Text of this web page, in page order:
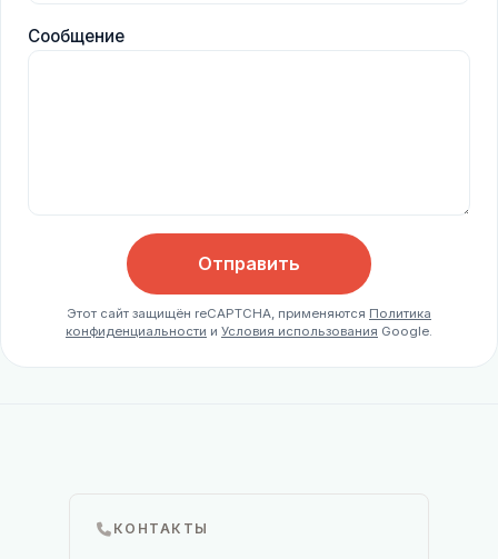
Сообщение
Отправить
Этот сайт защищён reCAPTCHA, применяются Политика
конфиденциальности и Условия использования Google.
КОНТАКТЫ